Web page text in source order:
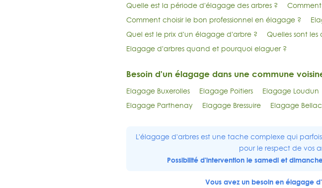
Quelle est la période d'élagage des arbres ?
Comment choisir le bon professionnel en élagage ?
Quel est le prix d'un élagage d'arbre ?
Quelles sont
Elagage d'arbres quand et pourquoi elaguer ?
Besoin d'un élagage dans une commune
Elagage Buxerolles Elagage Poitiers Elagage Loudun
Elagage Parthenay
Elagage Bressuire Elagage Bellac
L'élagage d'arbres est une tache complexe qui
pour le respect de vos
Possibilité d'intervention le samedi et
Vous avez un besoin en élagage